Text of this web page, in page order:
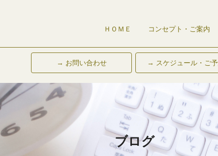
ＨＯＭＥ コンセプト・ご案内
→ お問い合わせ → スケジュール・ご
ブログ